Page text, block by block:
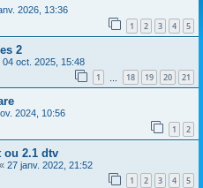
2026, 13:36
1 2 3 4 5
2
04 oct. 2025, 15:48
1 18 19 20 21
2024, 10:56
1 2
ou 2.1 dtv
« 27 janv. 2022, 21:52
1 2 3 4 5